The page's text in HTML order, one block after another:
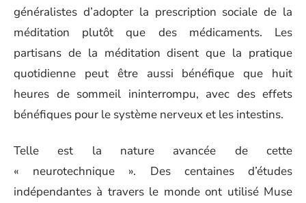
généralistes d’adopter la prescription sociale de la
méditation plutôt que des médicaments. Les
partisans de la méditation disent que la pratique
quotidienne peut être aussi bénéfique que huit
heures de sommeil ininterrompu, avec des effets
bénéfiques pour le système nerveux et les intestins.
Telle est la nature avancée de cette
« neurotechnique ». Des centaines d’études
indépendantes à travers le monde ont utilisé Muse